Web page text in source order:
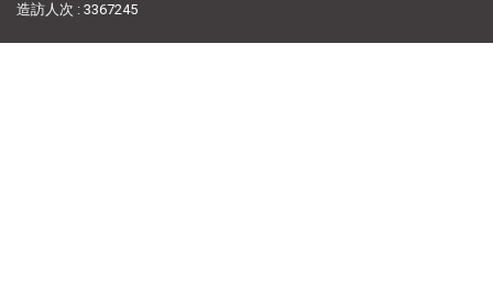
造訪人次 : 3367245